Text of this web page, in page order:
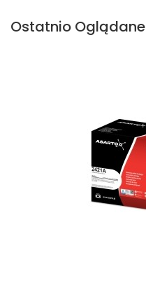
Ostatnio Oglądane